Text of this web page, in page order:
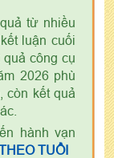
từ nhiều
luận cuối
công cụ
2026 phù
còn kết quả
hành vạn
TUỔI